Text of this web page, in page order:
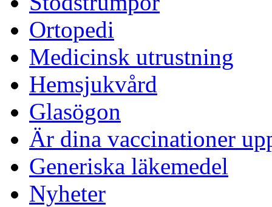
Ortopedi
Medicinsk utrustning
Hemsjukvård
Glasögon
Är dina vaccinationer
Generiska läkemedel
Nyheter